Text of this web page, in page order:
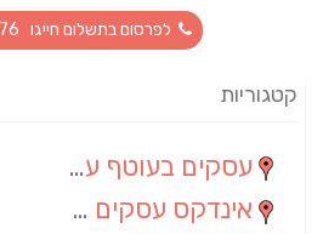
לפרסום בתשלום חייגו 077-9967476
קטגוריות
עסקים בעוטף עזה
אינדקס עסקים מרחבי